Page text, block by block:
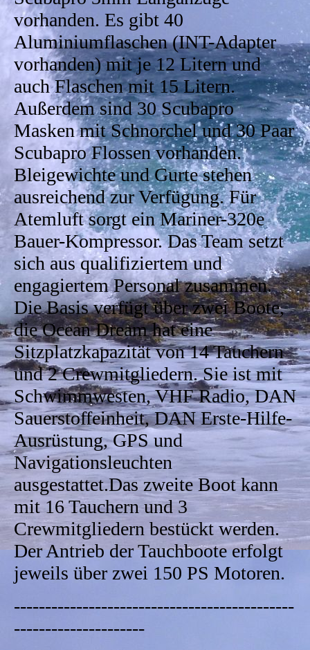
vorhanden. Es gibt 40
Aluminiumflaschen (INT-Adapter
vorhanden) mit je 12 Litern und
auch Flaschen mit 15 Litern.
Außerdem sind 30 Scubapro
Masken mit Schnorchel und 30 Paar
Scubapro Flossen vorhanden.
Bleigewichte und Gurte stehen
ausreichend zur Verfügung. Für
Atemluft sorgt ein Mariner-320e
Bauer-Kompressor. Das Team setzt
sich aus qualifiziertem und
engagiertem Personal zusammen.
Die Basis verfügt über zwei Boote,
die Ocean Dream hat eine
Sitzplatzkapazität von 14 Tauchern
und 2 Crewmitgliedern. Sie ist mit
Schwimmwesten, VHF Radio, DAN
Sauerstoffeinheit, DAN Erste-Hilfe-
Ausrüstung, GPS und
Navigationsleuchten
ausgestattet.Das zweite Boot kann
mit 16 Tauchern und 3
Crewmitgliedern bestückt werden.
Der Antrieb der Tauchboote erfolgt
jeweils über zwei 150 PS Motoren.
---------------------------------------------
---------------------